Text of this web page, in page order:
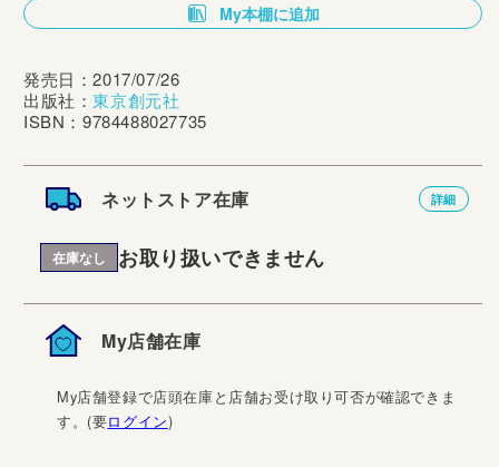
My本棚に追加
発売日：2017/07/26
出版社：東京創元社
ISBN：9784488027735
ネットストア在庫 詳細
在庫なし お取り扱いできません
My店舗在庫
My店舗登録で店頭在庫と店舗お受け取り可否が確認できま
す。(要ログイン)